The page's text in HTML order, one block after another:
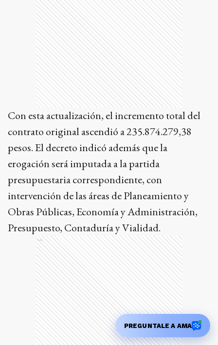
Con esta actualización, el incremento total del
contrato original ascendió a 235.874.279,38
pesos. El decreto indicó además que la
erogación será imputada a la partida
presupuestaria correspondiente, con
intervención de las áreas de Planeamiento y
Obras Públicas, Economía y Administración,
Presupuesto, Contaduría y Vialidad.
Ads
PREGUNTALE A AMA